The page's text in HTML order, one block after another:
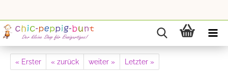
« Erster « zurück weiter »
Letzter »